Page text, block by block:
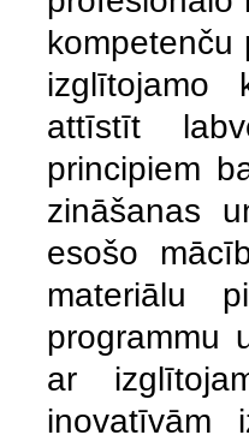
kompetenču
izglītojamo
attīstīt
principiem
zināšanas
esošo
materiālu
programmu
ar
inovatīvām